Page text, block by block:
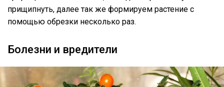
прищипнуть, далее так же формируем растение с
помощью обрезки несколько раз.
Болезни и вредители